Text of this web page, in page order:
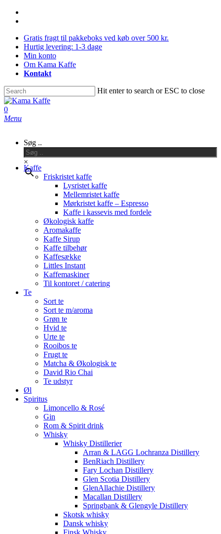
Skip
contentGratis fragt til pakkeboks ved køb over 500 kr.
Hurtig levering: 1-3 dage
Min konto
Om Kama Kaffe
Kontakt
Hit enter to search or ESC to close
Close
Search
0
Menu
Søg ..
×
Kaffe
Friskristet kaffe
Lysristet kaffe
Mellemristet kaffe
Mørkristet kaffe – Espresso
Kaffe i kassevis med fordele
Økologisk kaffe
Aromakaffe
Kaffe Sirup
Kaffe tilbehør
Kaffesække
Littles Instant
Kaffemaskiner
Til kontoret / catering
Te
Sort te
Sort te m/aroma
Grøn te
Hvid te
Urte te
Rooibos te
Frugt te
Matcha & Økologisk te
David Rio Chai
Te udstyr
Øl
Spiritus
Limoncello & Rosé
Gin
Rom & Spirit drink
Whisky
Whisky Distillerier
Arran & LAGG Lochranza Distillery
BenRiach Distillery
Fary Lochan Distillery
Glen Scotia Distillery
GlenAllachie Distillery
Macallan Distillery
Springbank & Glengyle Distillery
Skotsk whisky
Dansk whisky
Finsk Whisky